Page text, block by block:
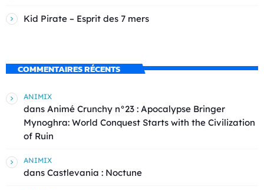
Kid Pirate – Esprit des 7 mers
COMMENTAIRES RÉCENTS
ANIMIX
dans Animé Crunchy n°23 : Apocalypse Bringer
Mynoghra: World Conquest Starts with the Civilization
of Ruin
ANIMIX
dans Castlevania : Noctune